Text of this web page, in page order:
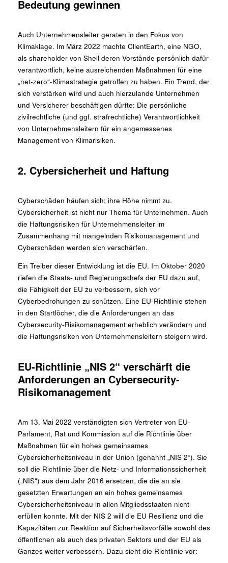
Bedeutung gewinnen
Auch Unternehmensleiter geraten in den Fokus von
Klimaklage. Im März 2022 machte ClientEarth, eine NGO,
als shareholder von Shell deren Vorstände persönlich dafür
verantwortlich, keine ausreichenden Maßnahmen für eine
„net-zero“-Klimastrategie getroffen zu haben. Ein Trend, der
sich verstärken wird und auch hierzulande Unternehmen
und Versicherer beschäftigen dürfte: Die persönliche
zivilrechtliche (und ggf. strafrechtliche) Verantwortlichkeit
von Unternehmensleitern für ein angemessenes
Management von Klimarisiken.
2. Cybersicherheit und Haftung
Cyberschäden häufen sich; ihre Höhe nimmt zu.
Cybersicherheit ist nicht nur Thema für Unternehmen. Auch
die Haftungsrisiken für Unternehmensleiter im
Zusammenhang mit mangelnden Risikomanagement und
Cyberschäden werden sich verschärfen.
Ein Treiber dieser Entwicklung ist die EU. Im Oktober 2020
riefen die Staats- und Regierungschefs der EU dazu auf,
die Fähigkeit der EU zu verbessern, sich vor
Cyberbedrohungen zu schützen. Eine EU-Richtlinie stehen
in den Startlöcher, die die Anforderungen an das
Cybersecurity-Risikomanagement erheblich verändern und
die Haftungsrisiken von Unternehmensleitern steigern wird.
EU-Richtlinie „NIS 2“ verschärft die
Anforderungen an Cybersecurity-
Risikomanagement
Am 13. Mai 2022 verständigten sich Vertreter von EU-
Parlament, Rat und Kommission auf die Richtlinie über
Maßnahmen für ein hohes gemeinsames
Cybersicherheitsniveau in der Union (genannt „NIS 2“). Sie
soll die Richtlinie über die Netz- und Informationssicherheit
(„NIS“) aus dem Jahr 2016 ersetzen, die die an sie
gesetzten Erwartungen an ein hohes gemeinsames
Cybersicherheitsniveau in allen Mitgliedsstaaten nicht
erfüllen konnte. Mit der NIS 2 will die EU Resilienz und die
Kapazitäten zur Reaktion auf Sicherheitsvorfälle sowohl des
öffentlichen als auch des privaten Sektors und der EU als
Ganzes weiter verbessern. Dazu sieht die Richtlinie vor: